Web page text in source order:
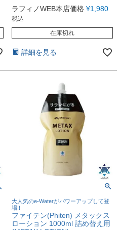
ラフィノWEB本店価格 ¥1,980
税込
在庫切れ
詳細を見る
大人気のe-Waterがパワーアップして登
場!!
ファイテン(Phiten) メタックス
ローション 1000ml 詰め替え用